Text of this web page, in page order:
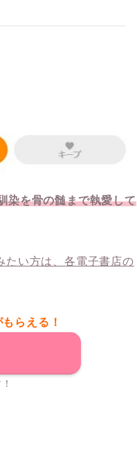
染を骨の髄まで執愛して
たい方は、各電子書店の
らえる！